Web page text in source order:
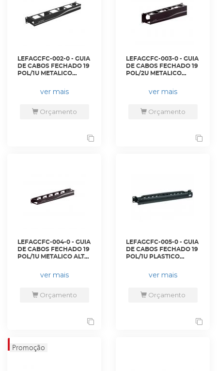
LEFAGCFC-002-0 - GUIA
DE CABOS FECHADO 19
POL/1U METALICO
ver mais
Orçamento
LEFAGCFC-003-0 - GUIA
DE CABOS FECHADO 19
POL/2U METALICO
ver mais
Orçamento
LEFAGCFC-004-0 - GUIA
DE CABOS FECHADO 19
POL/1U METALICO ALTA
35150500 - LIGHTERA
ver mais
Orçamento
LEFAGCFC-005-0 - GUIA
DE CABOS FECHADO 19
POL/1U PLASTICO
ver mais
Orçamento